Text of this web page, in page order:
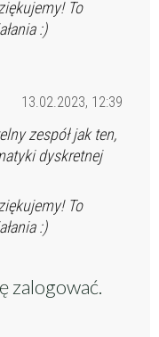
To
:)
13.02.2023, 12:39
zespół jak ten,
dyskretnej
To
:)
zalogować.